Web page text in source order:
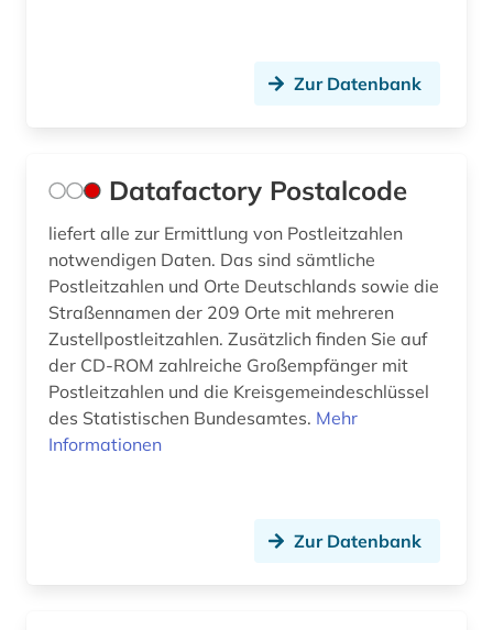
technische chemie (1)
theater (1)
topographische karte (1)
varel (1)
Zur Datenbank
Datafactory Postalcode
liefert alle zur Ermittlung von Postleitzahlen
notwendigen Daten. Das sind sämtliche
Postleitzahlen und Orte Deutschlands sowie die
Straßennamen der 209 Orte mit mehreren
Zustellpostleitzahlen. Zusätzlich finden Sie auf
der CD-ROM zahlreiche Großempfänger mit
Postleitzahlen und die Kreisgemeindeschlüssel
des Statistischen Bundesamtes. Mehr
Informationen
Zur Datenbank